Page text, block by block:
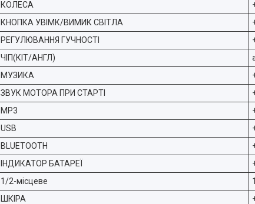
КОЛЕСА
КНОПКА УВІМК/ВИМИК СВІТЛА
РЕГУЛЮВАННЯ ГУЧНОСТІ
ЧІП(КІТ/АНГЛ)
МУЗИКА
ЗВУК МОТОРА ПРИ СТАРТІ
MP3
USB
BLUETOOTH
ІНДИКАТОР БАТАРЕЇ
1/2-місцеве
1
ШКІРА